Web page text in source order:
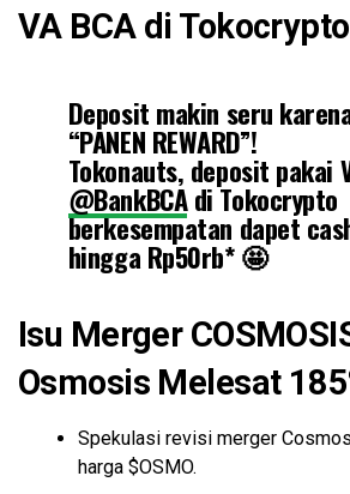
VA BCA di Tokocrypto
Deposit makin seru
“PANEN REWARD”!
Tokonauts, deposit pakai
@BankBCAdi Tokocrypto
berkesempatan dapet
hingga Rp50rb* 🤩
Periode: 19 Jan – 18 Mei
Detail:https://t.co/
pic.twitter.com/
— Tokocrypto (@Tokocrypto)April 25,
Isu Merger
Osmosis Melesat
Spekulasi revisi merger
harga $OSMO.